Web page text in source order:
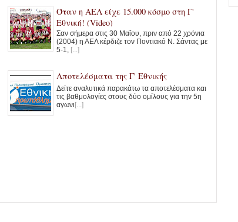
Όταν η ΑΕΛ είχε 15.000 κόσμο στη Γ'
Εθνική! (Video)
Σαν σήμερα στις 30 Μαΐου, πριν από 22 χρόνια
(2004) η ΑΕΛ κέρδιζε τον Ποντιακό Ν. Σάντας με
5-1, [...]
Αποτελέσματα της Γ' Εθνικής
Δείτε αναλυτικά παρακάτω τα αποτελέσματα και
τις βαθμολογίες στους δύο ομίλους για την 5η
αγωνι [...]